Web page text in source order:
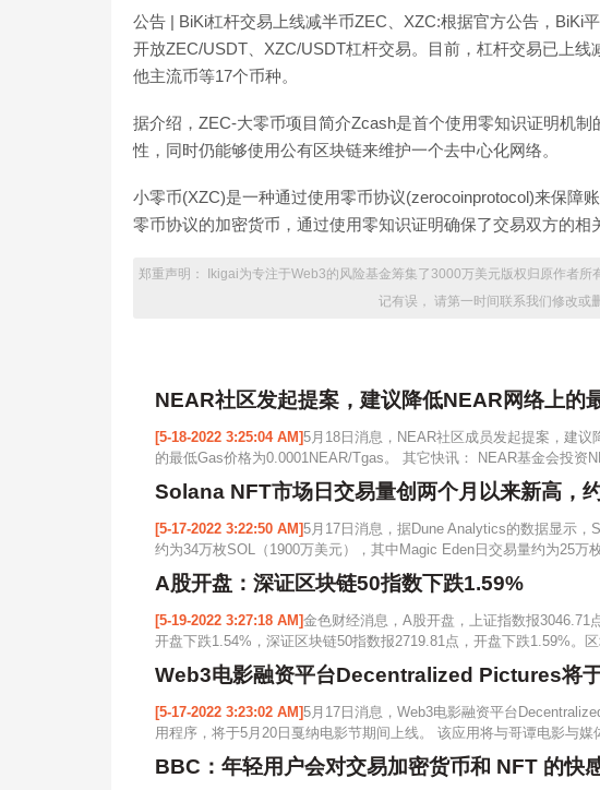
公告 | BiKi杠杆交易上线减半币ZEC、XZC:根据官方公告，BiKi
开放ZEC/USDT、XZC/USDT杠杆交易。目前，杠杆交易已上
他主流币等17个币种。
据介绍，ZEC-大零币项目简介Zcash是首个使用零知识证明机
性，同时仍能够使用公有区块链来维护一个去中心化网络。
小零币(XZC)是一种通过使用零币协议(zerocoinprotocol)来保障
零币协议的加密货币，通过使用零知识证明确保了交易双方的相
郑重声明： Ikigai为专注于Web3的风险基金筹集了3000万美元版权归原作者
记有误， 请第一时间联系我们修改或
NEAR社区发起提案，建议降低NEAR网络上的
[5-18-2022 3:25:04 AM]5月18日消息，NEAR社区成员发起提案，建
的最低Gas价格为0.0001NEAR/Tgas。 其它快讯： NEAR基金会投资
Solana NFT市场日交易量创两个月以来新高，
[5-17-2022 3:22:50 AM]5月17日消息，据Dune Analytics的数据显示，
约为34万枚SOL（1900万美元），其中Magic Eden日交易量约为25万
A股开盘：深证区块链50指数下跌1.59%
[5-19-2022 3:27:18 AM]金色财经消息，A股开盘，上证指数报3046.71
开盘下跌1.54%，深证区块链50指数报2719.81点，开盘下跌1.59%。
Web3电影融资平台Decentralized Pictures将
[5-17-2022 3:23:02 AM]5月17日消息，Web3电影融资平台
用程序，将于5月20日戛纳电影节期间上线。 该应用将与哥谭电影与媒
BBC：年轻用户会对交易加密货币和 NFT 的快